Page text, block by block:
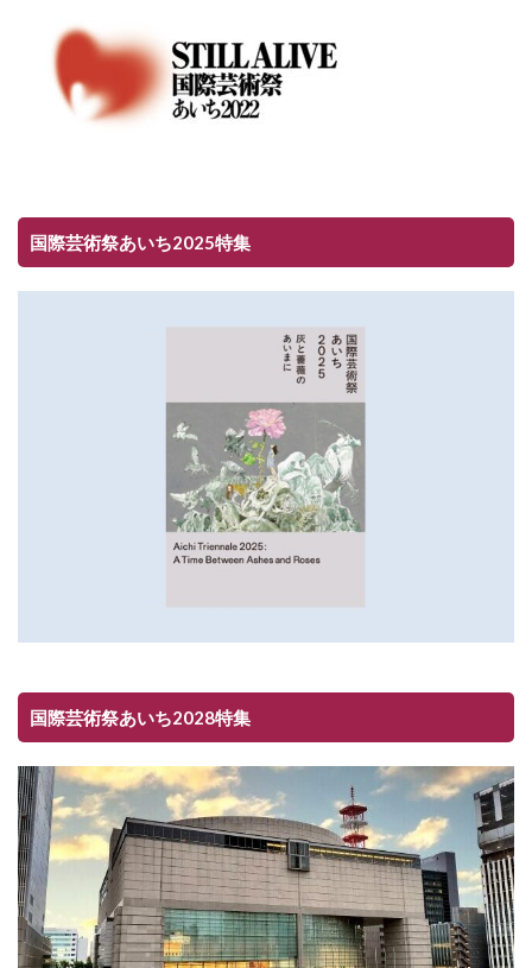
国際芸術祭あいち2025特集
国際芸術祭あいち2028特集